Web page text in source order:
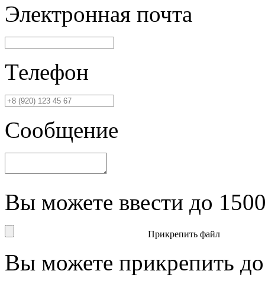
Электронная почта
Телефон
Сообщение
Вы можете ввести до
Прикрепить файл
Вы можете прикрепить